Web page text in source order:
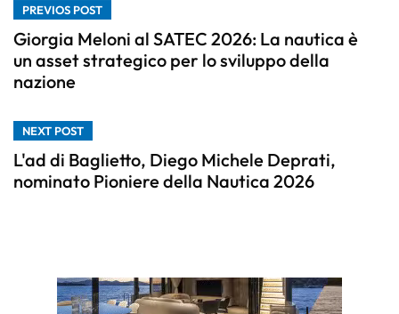
PREVIOS POST
Giorgia Meloni al SATEC 2026: La nautica è
un asset strategico per lo sviluppo della
nazione
NEXT POST
L'ad di Baglietto, Diego Michele Deprati,
nominato Pioniere della Nautica 2026